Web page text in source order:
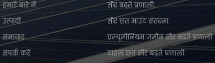
हमारे बारे में
उत्पादों
समाचार
संपर्क करें
सौर बढ़ते प्रणाली
सौर छत माउंट संरचना
एल्यूमीनियम जमीन सौर बढ़ते प्रणाली
टाइल छत सौर बढ़ते प्रणाली